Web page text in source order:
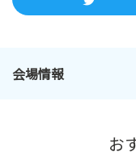
会場情報
お